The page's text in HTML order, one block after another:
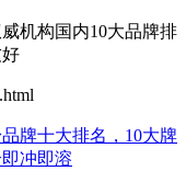
机构国内10大品牌排
牌十大排名，10大牌
冲即溶